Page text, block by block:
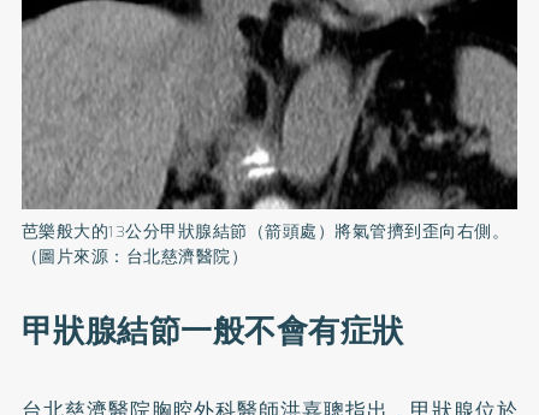
芭樂般大的13公分甲狀腺結節（箭頭處）將氣管擠到歪向右側。
（圖片來源：台北慈濟醫院）
甲狀腺結節一般不會有症狀